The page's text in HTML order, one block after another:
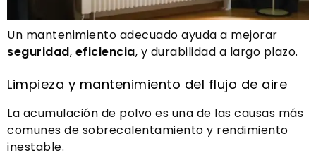
Un mantenimiento adecuado ayuda a mejorar
seguridad, eficiencia, y durabilidad a largo plazo.
Limpieza y mantenimiento del flujo de aire
La acumulación de polvo es una de las causas más
comunes de sobrecalentamiento y rendimiento
inestable.